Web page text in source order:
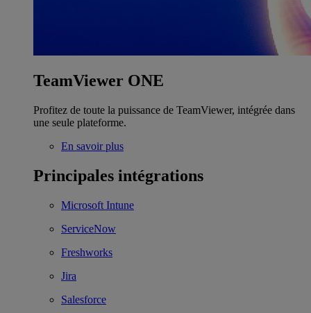
TeamViewer ONE
Profitez de toute la puissance de TeamViewer, intégrée dans
une seule plateforme.
En savoir plus
Principales intégrations
Microsoft Intune
ServiceNow
Freshworks
Jira
Salesforce